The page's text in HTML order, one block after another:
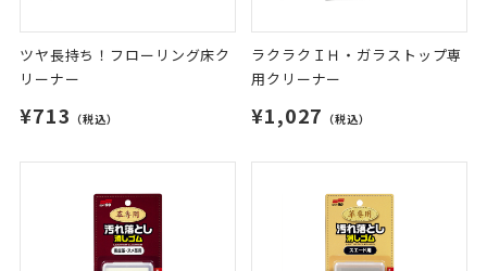
ツヤ長持ち！フローリング床ク
リーナー
¥713 （税込）
ラクラクＩＨ・ガラストップ専
用クリーナー
¥1,027 （税込）